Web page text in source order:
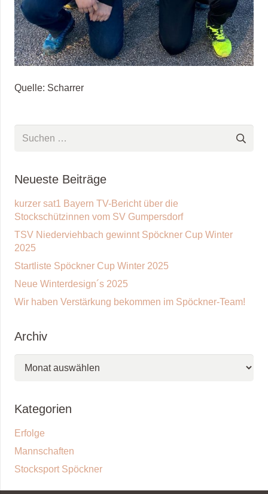
Quelle: Scharrer
Suchen
Neueste Beiträge
kurzer sat1 Bayern TV-Bericht über die
Stockschützinnen vom SV Gumpersdorf
TSV Niederviehbach gewinnt Spöckner Cup Winter
2025
Startliste Spöckner Cup Winter 2025
Neue Winterdesign´s 2025
Wir haben Verstärkung bekommen im Spöckner-Team!
Archiv
Kategorien
Erfolge
Mannschaften
Stocksport Spöckner